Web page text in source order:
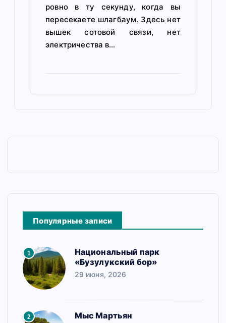
ровно в ту секунду, когда вы
пересекаете шлагбаум. Здесь нет
вышек сотовой связи, нет
электричества в…
Популярные записи
1
Национальный парк
«Бузулукский бор»
29 июня, 2026
2 Мыс Мартьян